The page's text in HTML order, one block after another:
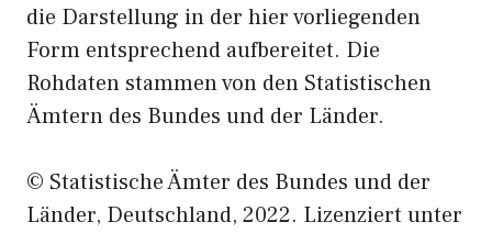
die Darstellung in der hier vorliegenden
Form entsprechend aufbereitet. Die
Rohdaten stammen von den Statistischen
Ämtern des Bundes und der Länder.
© Statistische Ämter des Bundes und der
Länder, Deutschland, 2022. Lizenziert unter